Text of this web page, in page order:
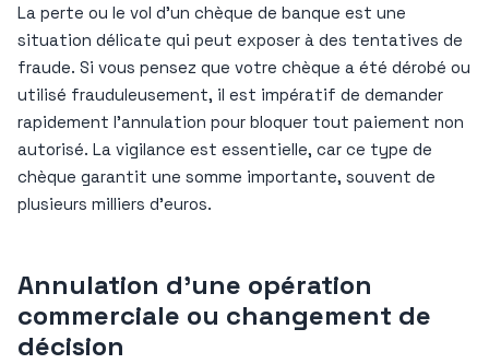
La perte ou le vol d’un chèque de banque est une
situation délicate qui peut exposer à des tentatives de
fraude. Si vous pensez que votre chèque a été dérobé ou
utilisé frauduleusement, il est impératif de demander
rapidement l’annulation pour bloquer tout paiement non
autorisé. La vigilance est essentielle, car ce type de
chèque garantit une somme importante, souvent de
plusieurs milliers d’euros.
Annulation d’une opération
commerciale ou changement de
décision